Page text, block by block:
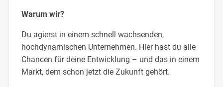
Warum wir?
​​​​​Du agierst in einem schnell wachsenden,
hochdynamischen Unternehmen. Hier hast du alle
Chancen für deine Entwicklung – und das in einem
Markt, dem schon jetzt die Zukunft gehört.